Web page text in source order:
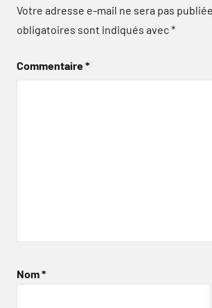
Votre adresse e-mail ne sera pas publiée.
obligatoires sont indiqués avec*
Commentaire*
Nom*